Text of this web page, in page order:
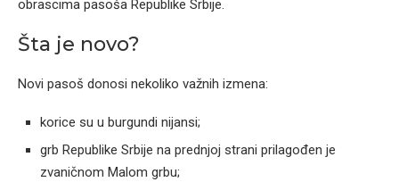
obrascima pasoša Republike Srbije.
Šta je novo?
Novi pasoš donosi nekoliko važnih izmena:
korice su u burgundi nijansi;
grb Republike Srbije na prednjoj strani prilagođen je
zvaničnom Malom grbu;